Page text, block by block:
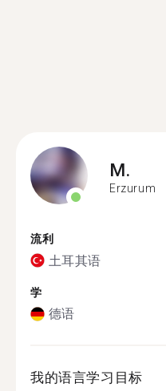
M.
Erzurum
流利
土耳其语
学
德语
我的语言学习目标